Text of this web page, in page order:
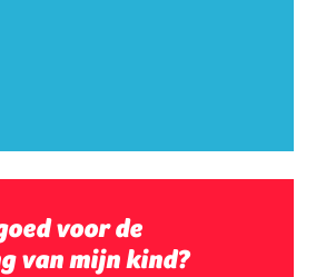
voor de
van mijn kind?